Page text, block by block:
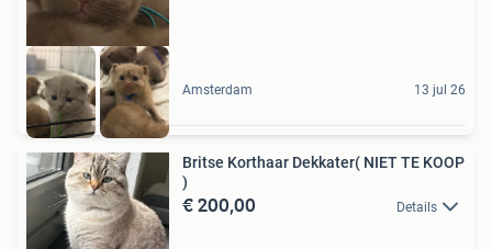
Amsterdam 13 jul 26
Britse Korthaar Dekkater( NIET TE KOOP
)
€ 200,00 Details